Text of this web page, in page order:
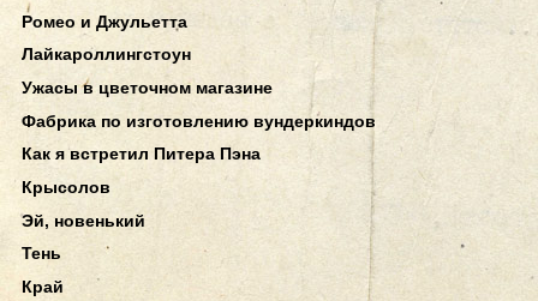
Ромео и Джульетта
Лайкароллингстоун
Ужасы в цветочном магазине
Фабрика по изготовлению вундеркиндов
Как я встретил Питера Пэна
Крысолов
Эй, новенький
Тень
Край